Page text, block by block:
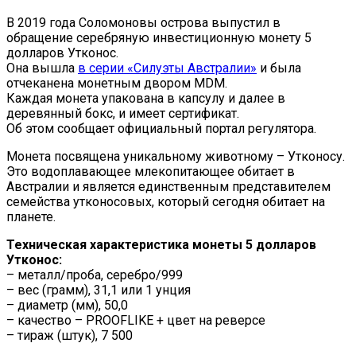
В 2019 года Соломоновы острова выпустил в
обращение серебряную инвестиционную монету 5
долларов Утконос.
Она вышла в серии «Силуэты Австралии» и была
отчеканена монетным двором MDM.
Каждая монета упакована в капсулу и далее в
деревянный бокс, и имеет сертификат.
Об этом сообщает официальный портал регулятора.
Монета посвящена уникальному животному – Утконосу.
Это водоплавающее млекопитающее обитает в
Австралии и является единственным представителем
семейства утконосовых, который сегодня обитает на
планете.
Техническая характеристика монеты 5 долларов
Утконос:
– металл/проба, серебро/999
– вес (грамм), 31,1 или 1 унция
– диаметр (мм), 50,0
– качество – PROOFLIKE + цвет на реверсе
– тираж (штук), 7 500